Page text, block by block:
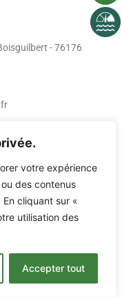
votre expérience
des contenus
cliquant sur «
utilisation des
Accepter tout
- 76176
et partenaires